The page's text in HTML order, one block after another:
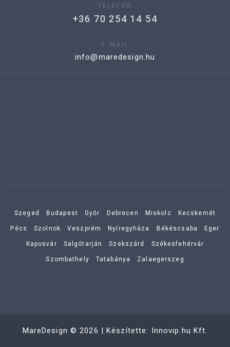
TELEFON
+36 70 254 14 54
E-MAIL
info@maredesign.hu
Szeged Budapest Győr Debrecen Miskolc Kecskemét
Pécs Szolnok Veszprém Nyíregyháza Békéscsaba Eger
Kaposvár Salgótarján Szekszárd Székesfehérvár
Szombathely Tatabánya Zalaegerszeg
MareDesign ©2026 | Készítette: Innovip.hu Kft.